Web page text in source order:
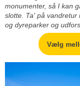
monumenter, så I kan
slotte. Ta' på vandretur
og dyreparker og
Vælg